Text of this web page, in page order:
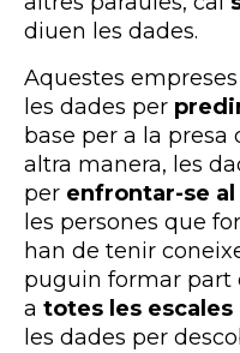
diuen les dades.
Aquestes
les dades per
base per a la presa
altra manera, les
per enfrontar-se
les persones que
han de tenir
puguin formar part
a totes les escales
les dades per